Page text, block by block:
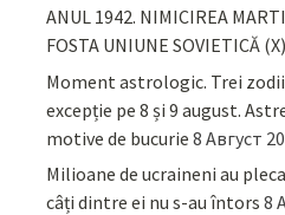
ANUL 1942. NIMICIREA
FOSTA UNIUNE SOVIETICĂ (X)
Moment astrologic. Trei zodii
excepție pe 8 și 9 august.
motive de bucurie 8 Август
Milioane de ucraineni au
câți dintre ei nu s-au întors 8